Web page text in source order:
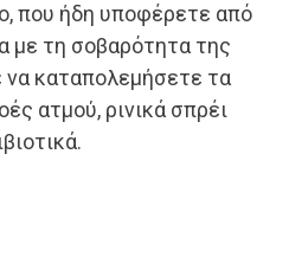
που ήδη υποφέρετε από
με τη σοβαρότητα της
να καταπολεμήσετε τα
ατμού, ρινικά σπρέι